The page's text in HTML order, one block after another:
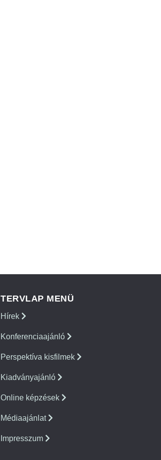
TERVLAP MENÜ
Hírek
Konferenciaajánló
Perspektíva kisfilmek
Kiadványajánló
Online képzések
Médiaajánlat
Impresszum